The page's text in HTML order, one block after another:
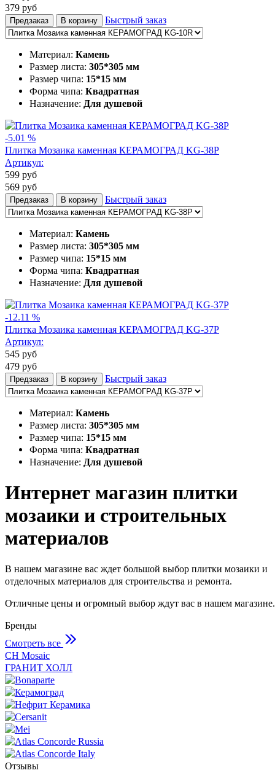
379 руб
Предзаказ В корзину Быстрый заказ
Материал: Камень
Размер листа: 305*305 мм
Размер чипа: 15*15 мм
Форма чипа: Квадратная
Назначение: Для душевой
-5.01 %
Плитка Мозаика каменная КЕРАМОГРАД KG-38P
Артикул:
599 руб
569 руб
Предзаказ В корзину Быстрый заказ
Материал: Камень
Размер листа: 305*305 мм
Размер чипа: 15*15 мм
Форма чипа: Квадратная
Назначение: Для душевой
-12.11 %
Плитка Мозаика каменная КЕРАМОГРАД KG-37P
Артикул:
545 руб
479 руб
Предзаказ В корзину Быстрый заказ
Материал: Камень
Размер листа: 305*305 мм
Размер чипа: 15*15 мм
Форма чипа: Квадратная
Назначение: Для душевой
Интернет магазин плитки
мозаики и строительных
материалов
В нашем магазине вас ждет большой выбор плитки мозаики и
отделочных материалов для строительства и ремонта.
Отличные цены и огромный выбор ждут вас в нашем магазине.
Бренды
Смотреть все
СH Mosaic
ГРАНИТ ХОЛЛ
Отзывы